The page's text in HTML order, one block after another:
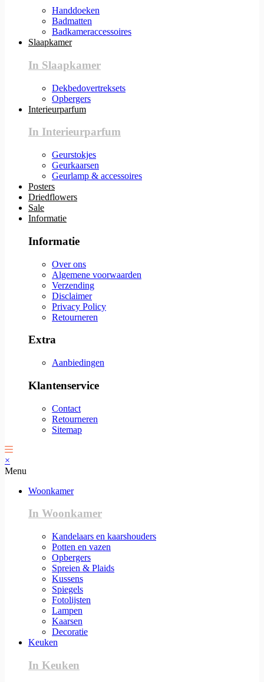
Handdoeken
Badmatten
Badkameraccessoires
Slaapkamer
In Slaapkamer
Dekbedovertreksets
Opbergers
Interieurparfum
In Interieurparfum
Geurstokjes
Geurkaarsen
Geurlamp & accessoires
Posters
Driedflowers
Sale
Informatie
Informatie
Over ons
Algemene voorwaarden
Verzending
Disclaimer
Privacy Policy
Retourneren
Extra
Aanbiedingen
Klantenservice
Contact
Retourneren
Sitemap
×
Menu
Woonkamer
In Woonkamer
Kandelaars en kaarshouders
Potten en vazen
Opbergers
Spreien & Plaids
Kussens
Spiegels
Fotolijsten
Lampen
Kaarsen
Decoratie
Keuken
In Keuken